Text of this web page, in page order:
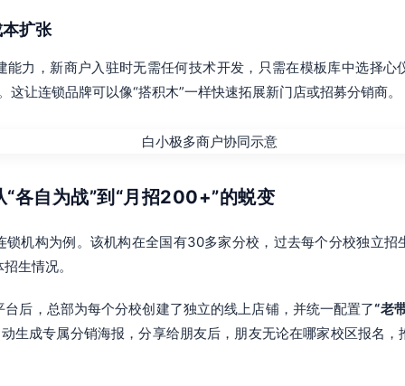
扩张
能力，新商户入驻时无需任何技术开发，只需在模板库中选择心
这让连锁品牌可以像“搭积木”一样快速拓展新门店或招募分销商。
“各自为战”到“月招200+”的蜕变
锁机构为例。该机构在全国有30多家分校，过去每个分校独立招
生情况。
后，总部为每个分校创建了独立的线上店铺，并统一配置了“老
生成专属分销海报，分享给朋友后，朋友无论在哪家校区报名